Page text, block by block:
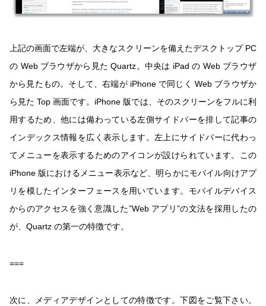
上記の画面で左端が、大きなスクリーンを備えたデスクトップ PC
の Web ブラウザから見た Quartz。中央は iPad の Web ブラウザ
から見たもの。そして、右端が iPhone で同じく Web ブラウザか
ら見た Top 画面です。iPhone 版では、そのスクリーンをフルに利
用するため、他には備わっている左側サイドバーを排して記事の
インデックス情報を広く表示します。左上にサイドバーに代わっ
てメニューを表示するためのアイコンが設けられています。この
iPhone 版におけるメニュー表示など、明らかにモバイル向けアプ
リを模したインターフェースを用いています。モバイルデバイス
からのアクセスを強く意識した”Web アプリ”の文法を採用したの
が、Quartz の第一の特徴です。
===
次に、メディアデザインとしての特徴です。下図をご覧下さい。